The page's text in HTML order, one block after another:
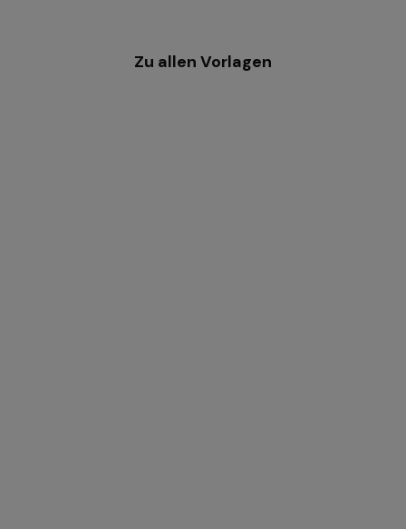
Zu allen Vorlagen